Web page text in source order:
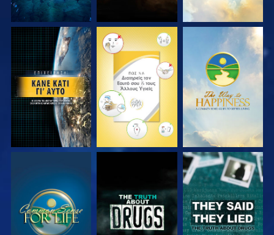
ΠΑΡΑΚΟΛΟΥΘΗΣΤΕ ΠΑΡΑΚΟΛΟΥΘΗΣΤΕ ΠΑΡΑΚΟΛΟΥΘΗΣΤΕ
ΠΑΡΑΚΟΛΟΥΘΗΣΤΕ ΠΑΡΑΚΟΛΟΥΘΗΣΤΕ ΠΑΡΑΚΟΛΟΥΘΗΣΤΕ